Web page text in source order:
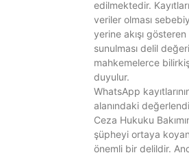
edilmektedir.
veriler olması
yerine akışı
sunulması delil
mahkemelerce
duyulur.
WhatsApp
alanındaki
Ceza Hukuku
şüpheyi ortaya
önemli bir delildir.